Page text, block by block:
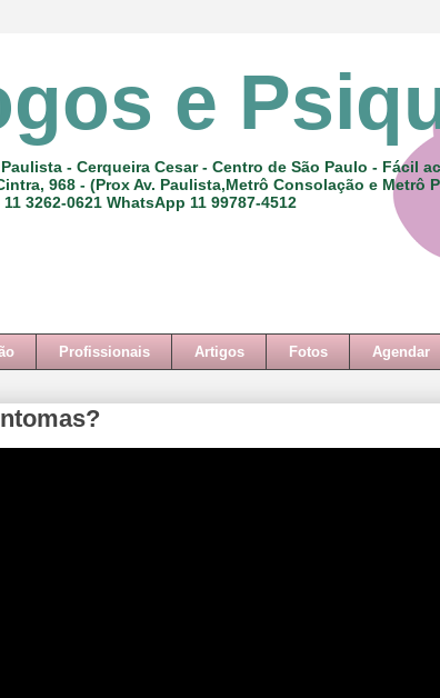
e
- Cerqueira Cesar - Centro de São Paulo - Fácil
968 - (Prox Av. Paulista,Metrô Consolação e Metrô
3262-0621 WhatsApp 11 99787-4512
Profissionais Artigos Fotos Agendar